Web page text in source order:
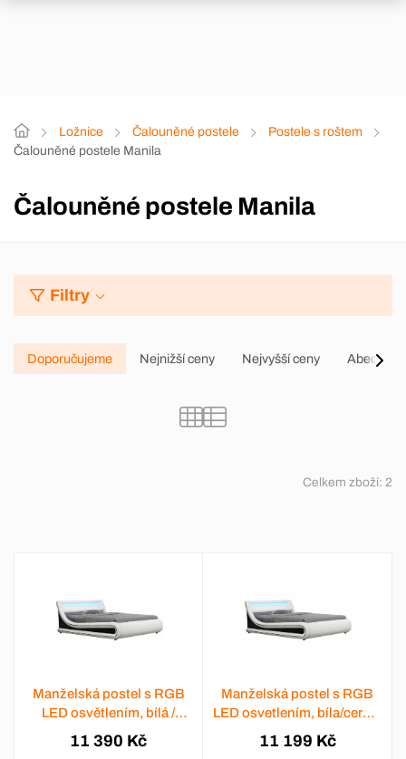
Ložnice Čalouněné postele
Postele s roštem
Čalouněné postele Manila
Čalouněné postele Manila
Filtry
Doporučujeme Nejnižší ceny Nejvyšší ceny Abecedně
Celkem zboží: 2
Manželská postel s RGB
LED osvětlením, bílá /
černá, 180x200, MANILA
NEW
11 390 Kč
Manželská postel s RGB
LED osvetlením, bíla/cerná,
160x200, MANILA NEW
11 199 Kč